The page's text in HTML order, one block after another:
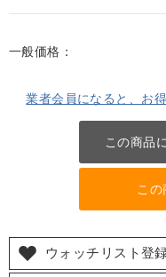
一般価格：
業者会員になると、お
この商品
この
ウォッチリスト登